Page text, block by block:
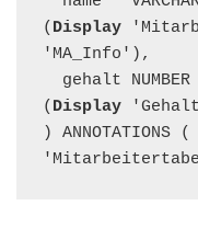
( Display
'MA_Info'),
( Display
) ANNOTATIONS